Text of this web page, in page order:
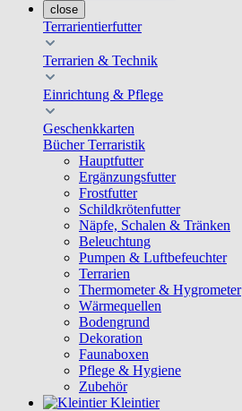
close
Terrarientierfutter
Terrarien & Technik
Einrichtung & Pflege
Geschenkkarten
Bücher Terraristik
Hauptfutter
Ergänzungsfutter
Frostfutter
Schildkrötenfutter
Näpfe, Schalen & Tränken
Beleuchtung
Pumpen & Luftbefeuchter
Terrarien
Thermometer & Hygrometer
Wärmequellen
Bodengrund
Dekoration
Faunaboxen
Pflege & Hygiene
Zubehör
Kleintier